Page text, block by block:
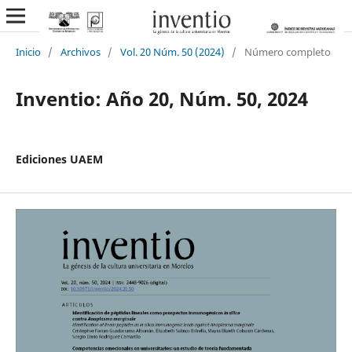
Inicio / Archivos / Vol. 20 Núm. 50 (2024) / Número completo
Inventio: Año 20, Núm. 50, 2024
Ediciones UAEM